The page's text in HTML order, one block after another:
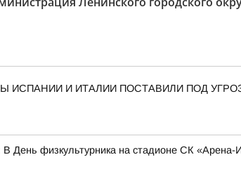
ИСПАНИИ И ИТАЛИИ ПОСТАВИЛИ ПОД
День физкультурника на стадионе СК